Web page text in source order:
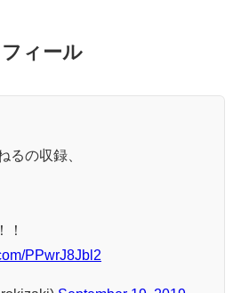
ィール
るの収録、
！
PPwrJ8Jbl2